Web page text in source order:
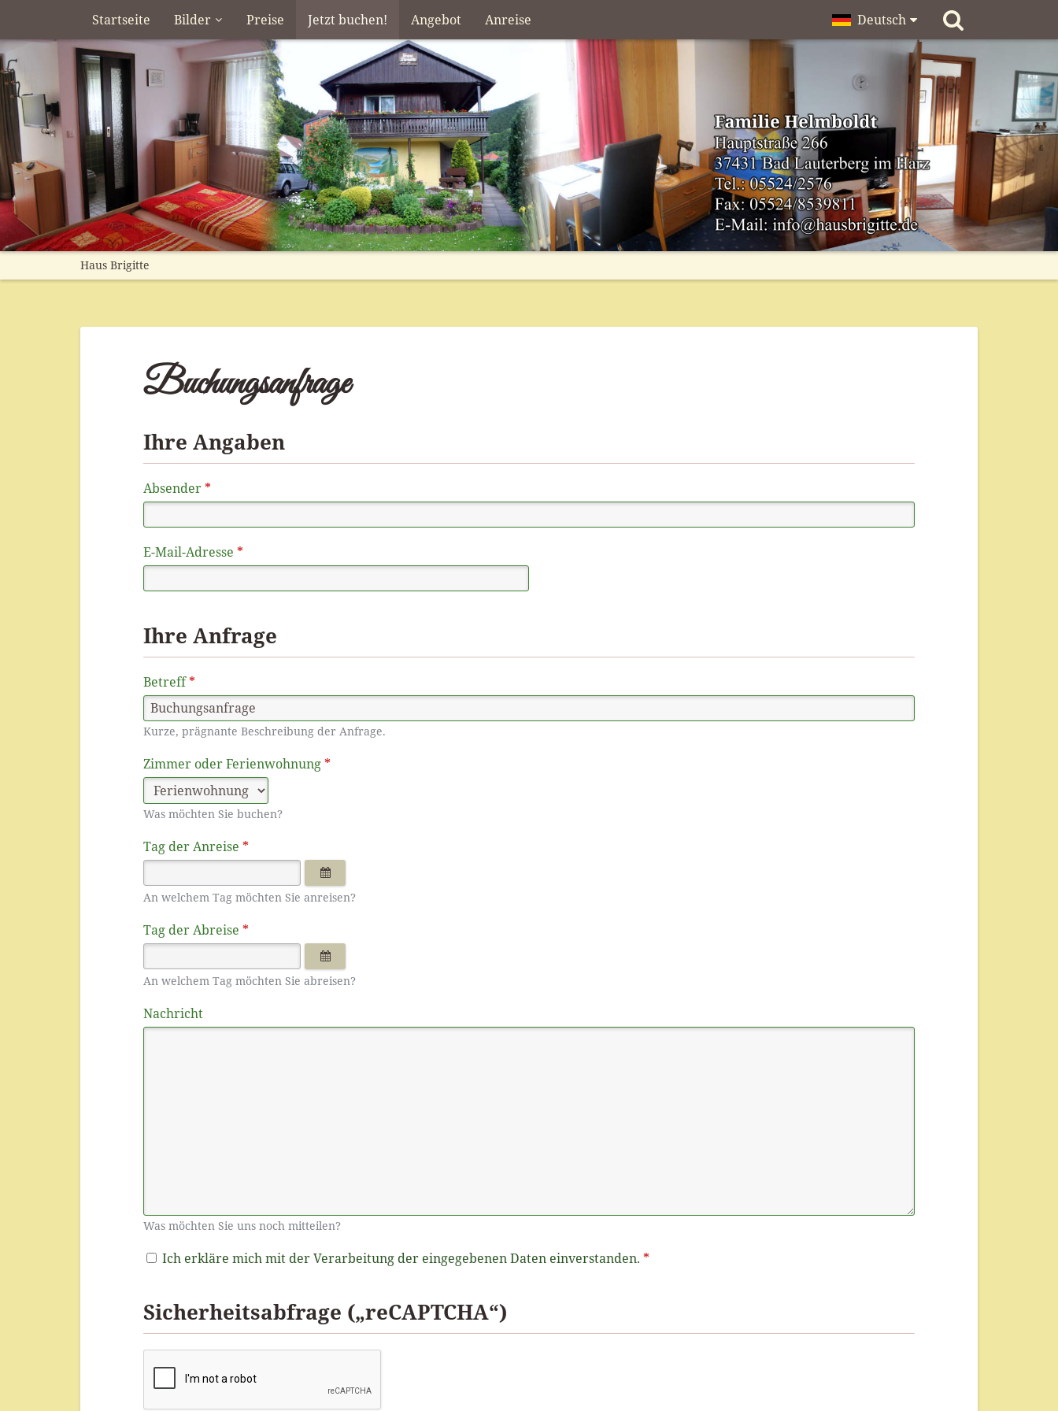
Startseite Bilder Preise Jetzt buchen! Angebot Anreise Deutsch
Haus Brigitte
Buchungsanfrage
Ihre Angaben
Absender *
E-Mail-Adresse *
Ihre Anfrage
Betreff *
Kurze, prägnante Beschreibung der Anfrage.
Zimmer oder Ferienwohnung *
Was möchten Sie buchen?
Tag der Anreise *
An welchem Tag möchten Sie anreisen?
Tag der Abreise *
An welchem Tag möchten Sie abreisen?
Nachricht
Was möchten Sie uns noch mitteilen?
Ich erkläre mich mit der Verarbeitung der eingegebenen Daten einverstanden. *
Sicherheitsabfrage („reCAPTCHA“)